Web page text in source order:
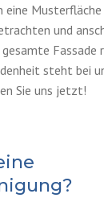
eine Musterfläche
und
Fassade
steht bei
Sie uns jetzt!